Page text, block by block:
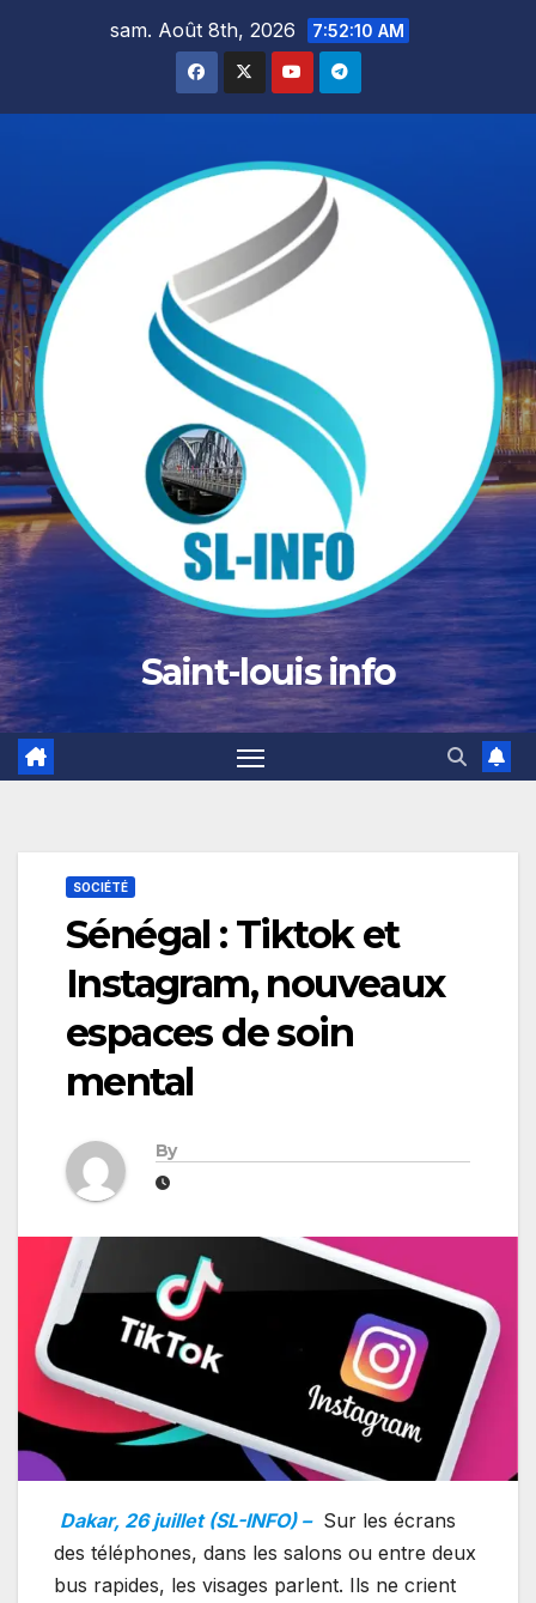
sam. Août 8th, 2026 7:52:11 AM
Saint-louis info
SOCIÉTÉ
Sénégal : Tiktok et
Instagram, nouveaux
espaces de soin
mental
By
Dakar, 26 juillet (SL-INFO) – Sur les écrans
des téléphones, dans les salons ou entre deux
bus rapides, les visages parlent. Ils ne crient